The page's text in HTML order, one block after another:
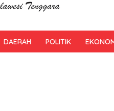
DAERAH POLITIK